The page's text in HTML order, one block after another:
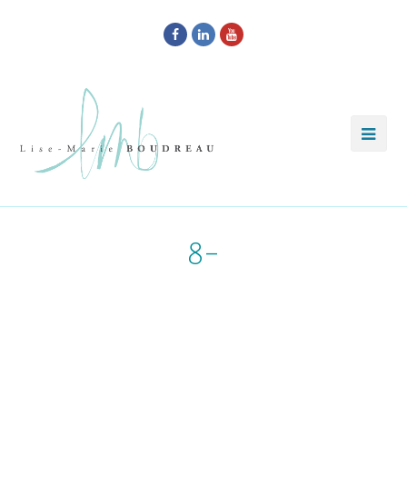
Facebook
LinkedInYoutube
8-